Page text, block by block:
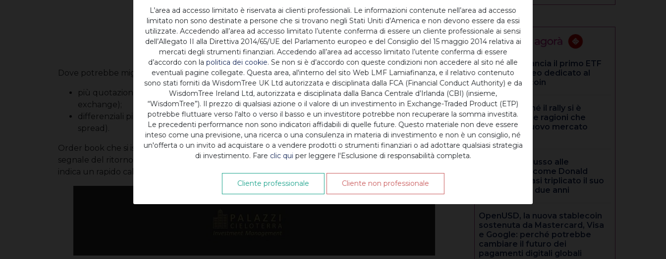
Dove potrebbe migliorare il bitcoin:
più quotazioni su piattaforme regolamentate ne aumenterebbero l’accessibilità (punti di
exchange);
differenziali più ridotti farebbero diminuire ulteriormente i costi di esecuzione (punti di
spread).
Order book che si ispessiscono e differenziali che si restringono rappresentano spesso il primo
segnale del ritorno dei capitali. Al contrario, l’esaurimento della liquidità è un segnale d’allarme che
indica un rapido calo della propensione al rischio.
CoinShares lancia il primo ETF
UCITS europeo dedicato al
mining di Bitcoin
Bitcoin, perché il rally si è
fermato: le tre ragioni che
spiegano il nuovo mercato
ribassista
Dai resort di lusso alle
criptovalute: come Donald
Trump ha quasi triplicato il suo
patrimonio in due anni
OpenUSD, la nuova stablecoin
sostenuta da Mastercard, Visa
e Google: perché potrebbe
cambiare il futuro dei
pagamenti digitali globali
L’area ad accesso limitato è riservata ai clienti professionali. Le informazioni contenute nell’area ad accesso
limitato non sono destinate a persone che si trovano negli Stati Uniti d’America e non devono essere da essi
utilizzate. Accedendo all’area ad accesso limitato l’utente conferma di essere un cliente professionale ai sensi
dell’Allegato II alla Direttiva 2014/65/UE del Parlamento europeo e del Consiglio del 15 maggio 2014 relativa ai
mercati degli strumenti finanziari. Accedendo all’area ad accesso limitato l’utente conferma di essere
d’accordo con la politica dei cookie. Se non si è d’accordo con queste condizioni non accedere al sito né alle
eventuali pagine collegate. Questa area, al'interno del sito Web LMF Lamiafinanza, e il relativo contenuto
sono stati forniti da WisdomTree UK Ltd autorizzata e disciplinata dalla FCA (Financial Conduct Authority) e da
WisdomTree Ireland Ltd, autorizzata e disciplinata dalla Banca Centrale d’Irlanda (CBI) (insieme,
“WisdomTree”). Il prezzo di qualsiasi azione o il valore di un investimento in Exchange-Traded Product (ETP)
potrebbe fluttuare verso l'alto o verso il basso e un investitore potrebbe non recuperare la somma investita.
Le precedenti performance non sono indicatori affidabili di quelle future. Questo materiale non deve essere
inteso come una previsione, una ricerca o una consulenza in materia di investimento e non è un consiglio, né
un'offerta o un invito ad acquistare o a vendere prodotti o strumenti finanziari o ad adottare qualsiasi strategia
di investimento. Fare clic qui per leggere l'Esclusione di responsabilità completa.
Cliente professionale Cliente non professionale